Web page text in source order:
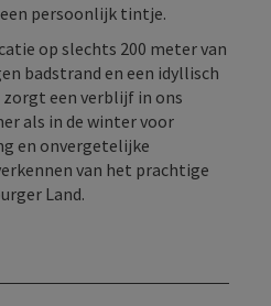
persoonlijk tintje.
op slechts 200 meter van
badstrand en een idyllisch
een verblijf in ons
als in de winter voor
en onvergetelijke
van het prachtige
Land.